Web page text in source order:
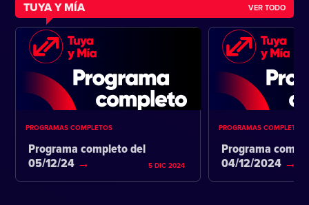
TUYA Y MÍA VER TODO
PROGRAMAS COMPLETOS
Programa completo del
05/12/24
5 DIC 2024
PROGRAMAS COMPLETOS
Programa
04/12/2024